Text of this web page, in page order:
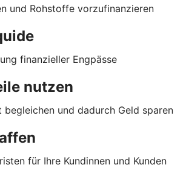
und Rohstoffe vorzufinanzieren
finanzieller Engpässe
nutzen
begleichen und dadurch Geld sparen
für Ihre Kundinnen und Kunden